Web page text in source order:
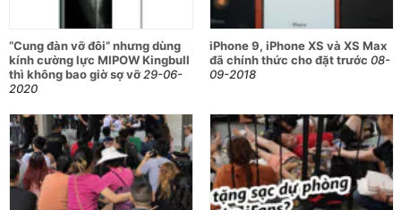
dấu vân tay khá tối ưu. Điều này giúp bảo toàn được được
khả năng hiển thị của màn hình, đồng thời cũng giúp máy
luôn trông sạch đẹp.
MIPOW đã trang bị cho sản phẩm của mình khả năng lọc tia
cực tím từ màn hình, giúp bảo vệ mắt khỏi bức xạ độc hại,
nhất là khi sử dụng vào ban đêm.
Siêu mỏng, hoàn thiện 3D mượt mà
“Cung đàn vỡ đôi” nhưng dùng
kính cường lực MIPOW Kingbull
thì không bao giờ sợ vỡ29-06-
2020
iPhone 9, iPhone XS và XS Max
đã chính thức cho đặt trước 08-
09-2018